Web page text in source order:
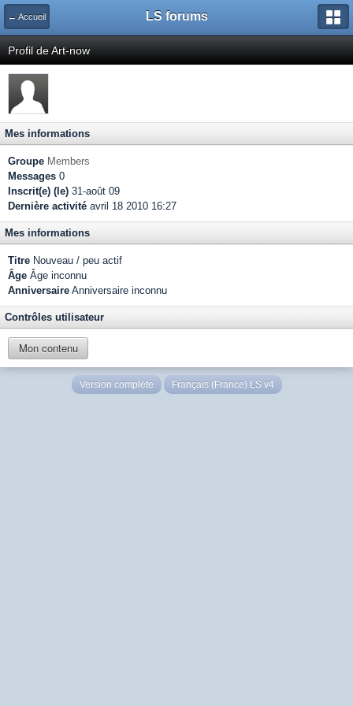
← Accueil LS forums
Profil de Art-now
Mes informations
Groupe Members
Messages 0
Inscrit(e) (le) 31-août 09
Dernière activité avril 18 2010 16:27
Mes informations
Titre Nouveau / peu actif
Âge Âge inconnu
Anniversaire Anniversaire inconnu
Contrôles utilisateur
Mon contenu
Version complète Français (France) LS v4